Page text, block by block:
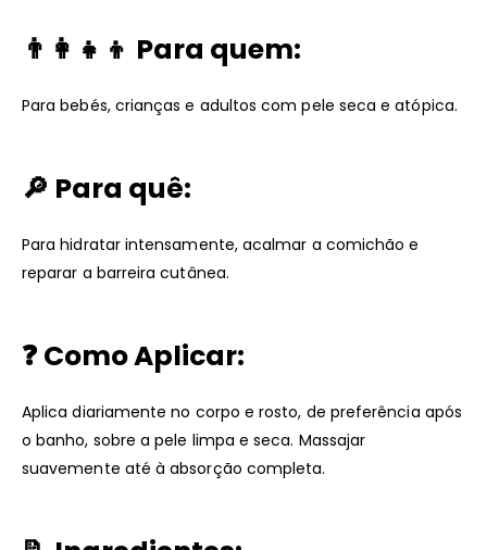
👨‍👩‍👧‍👦 Para quem:
Para bebés, crianças e adultos com pele seca e atópica.
🔎 Para quê:
Para hidratar intensamente, acalmar a comichão e
reparar a barreira cutânea.
❓Como Aplicar:
Aplica diariamente no corpo e rosto, de preferência após
o banho, sobre a pele limpa e seca. Massajar
suavemente até à absorção completa.